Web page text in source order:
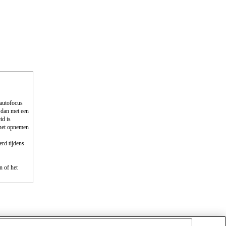
met een
is
opnemen
tijdens
of het